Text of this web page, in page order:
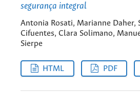
segurança integral
Antonia Rosati, Marianne Daher,
Cifuentes, Clara Solimano,
Sierpe
HTML PDF